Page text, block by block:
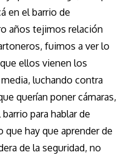
en el barrio de
años tejimos relación
fuimos a ver lo
ellos vienen los
luchando contra
querían poner cámaras,
para hablar de
hay que aprender de
de la seguridad, no